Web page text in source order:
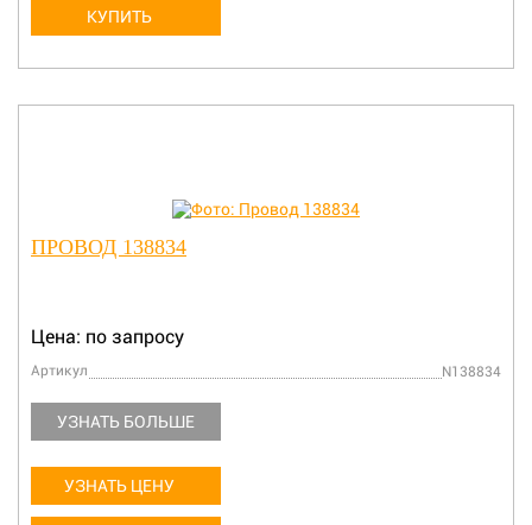
КУПИТЬ
ПРОВОД 138834
Цена: по запросу
Артикул N138834
УЗНАТЬ БОЛЬШЕ
УЗНАТЬ ЦЕНУ